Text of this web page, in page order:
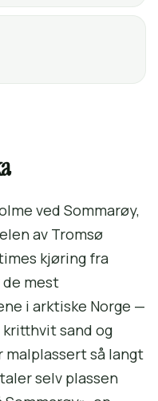
ved Sommarøy,
av Tromsø
kjøring fra
mest
i arktiske Norge —
sand og
malplassert så langt
selv plassen